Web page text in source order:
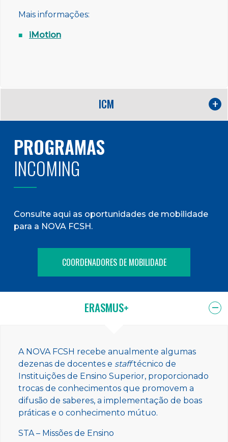
Mais informações:
iMotion
ICM
PROGRAMAS
INCOMING
Consulte aqui as oportunidades de mobilidade
para a NOVA FCSH.
COORDENADORES DE MOBILIDADE
ERASMUS+
A NOVA FCSH recebe anualmente algumas
dezenas de docentes e stafftécnico de
Instituições de Ensino Superior, proporcionado
trocas de conhecimentos que promovem a
difusão de saberes, a implementação de boas
práticas e o conhecimento mútuo.
STA – Missões de Ensino